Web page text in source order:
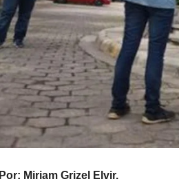
Por: Miriam Grizel Elvir.